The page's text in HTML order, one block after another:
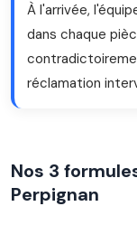
À l'arrivée,
dans chaque
réclamation
Nos 3
Perpignan